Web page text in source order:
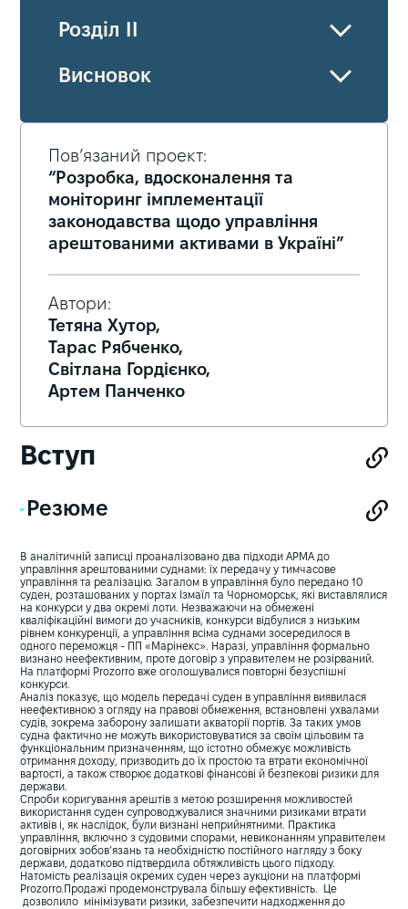
Розділ ІІ
Висновок
Пов’язаний проект:
“Розробка, вдосконалення та
моніторинг імплементації
законодавства щодо управління
арештованими активами в Україні”
Автори:
Тетяна Хутор,
Тарас Рябченко,
Світлана Гордієнко,
Артем Панченко
Вступ
Резюме
В аналітичній записці проаналізовано два підходи АРМА до
управління арештованими суднами: їх передачу у тимчасове
управління та реалізацію. Загалом в управління було передано 10
суден, розташованих у портах Ізмаїл та Чорноморськ, які виставлялися
на конкурси у два окремі лоти. Незважаючи на обмежені
кваліфікаційні вимоги до учасників, конкурси відбулися з низьким
рівнем конкуренції, а управління всіма суднами зосередилося в
одного переможця - ПП «Марінекс». Наразі, управління формально
визнано неефективним, проте договір з управителем не розірваний.
На платформі Prozorro вже оголошувалися повторні безуспішні
конкурси.
Аналіз показує, що модель передачі суден в управління виявилася
неефективною з огляду на правові обмеження, встановлені ухвалами
судів, зокрема заборону залишати акваторії портів. За таких умов
судна фактично не можуть використовуватися за своїм цільовим та
функціональним призначенням, що істотно обмежує можливість
отримання доходу, призводить до їх простою та втрати економічної
вартості, а також створює додаткові фінансові й безпекові ризики для
держави.
Спроби коригування арештів з метою розширення можливостей
використання суден супроводжувалися значними ризиками втрати
активів і, як наслідок, були визнані неприйнятними. Практика
управління, включно з судовими спорами, невиконанням управителем
договірних зобов’язань та необхідністю постійного нагляду з боку
держави, додатково підтвердила обтяжливість цього підходу.
Натомість реалізація окремих суден через аукціони на платформі
Prozorro.Продажі продемонструвала більшу ефективність. Це
дозволило мінімізувати ризики, забезпечити надходження до